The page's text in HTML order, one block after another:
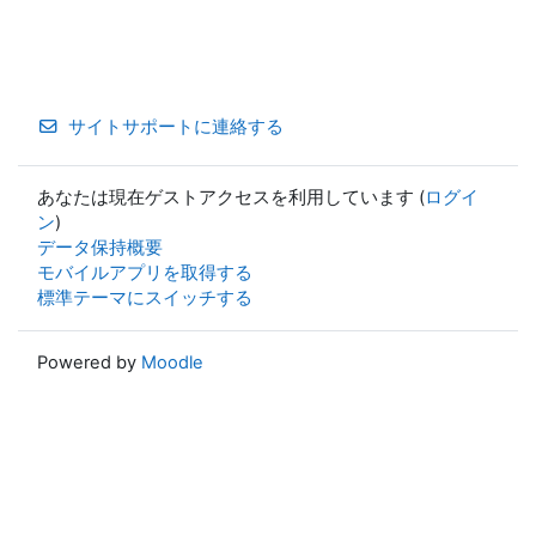
サイトサポートに連絡する
あなたは現在ゲストアクセスを利用しています (ログイ
ン)
データ保持概要
モバイルアプリを取得する
標準テーマにスイッチする
Powered by Moodle